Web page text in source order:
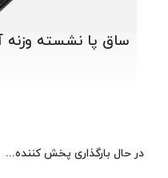
ساق پا نشسته وزنه
در حال بارگذاری پخش کننده...